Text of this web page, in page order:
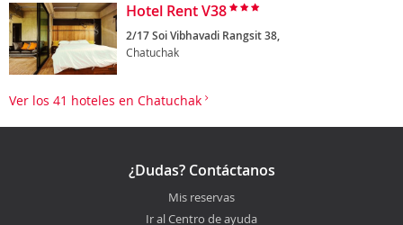
Hotel Rent V38
2/17 Soi Vibhavadi Rangsit 38,
Chatuchak
Ver los 41 hoteles en Chatuchak
¿Dudas? Contáctanos
Mis reservas
Ir al Centro de ayuda